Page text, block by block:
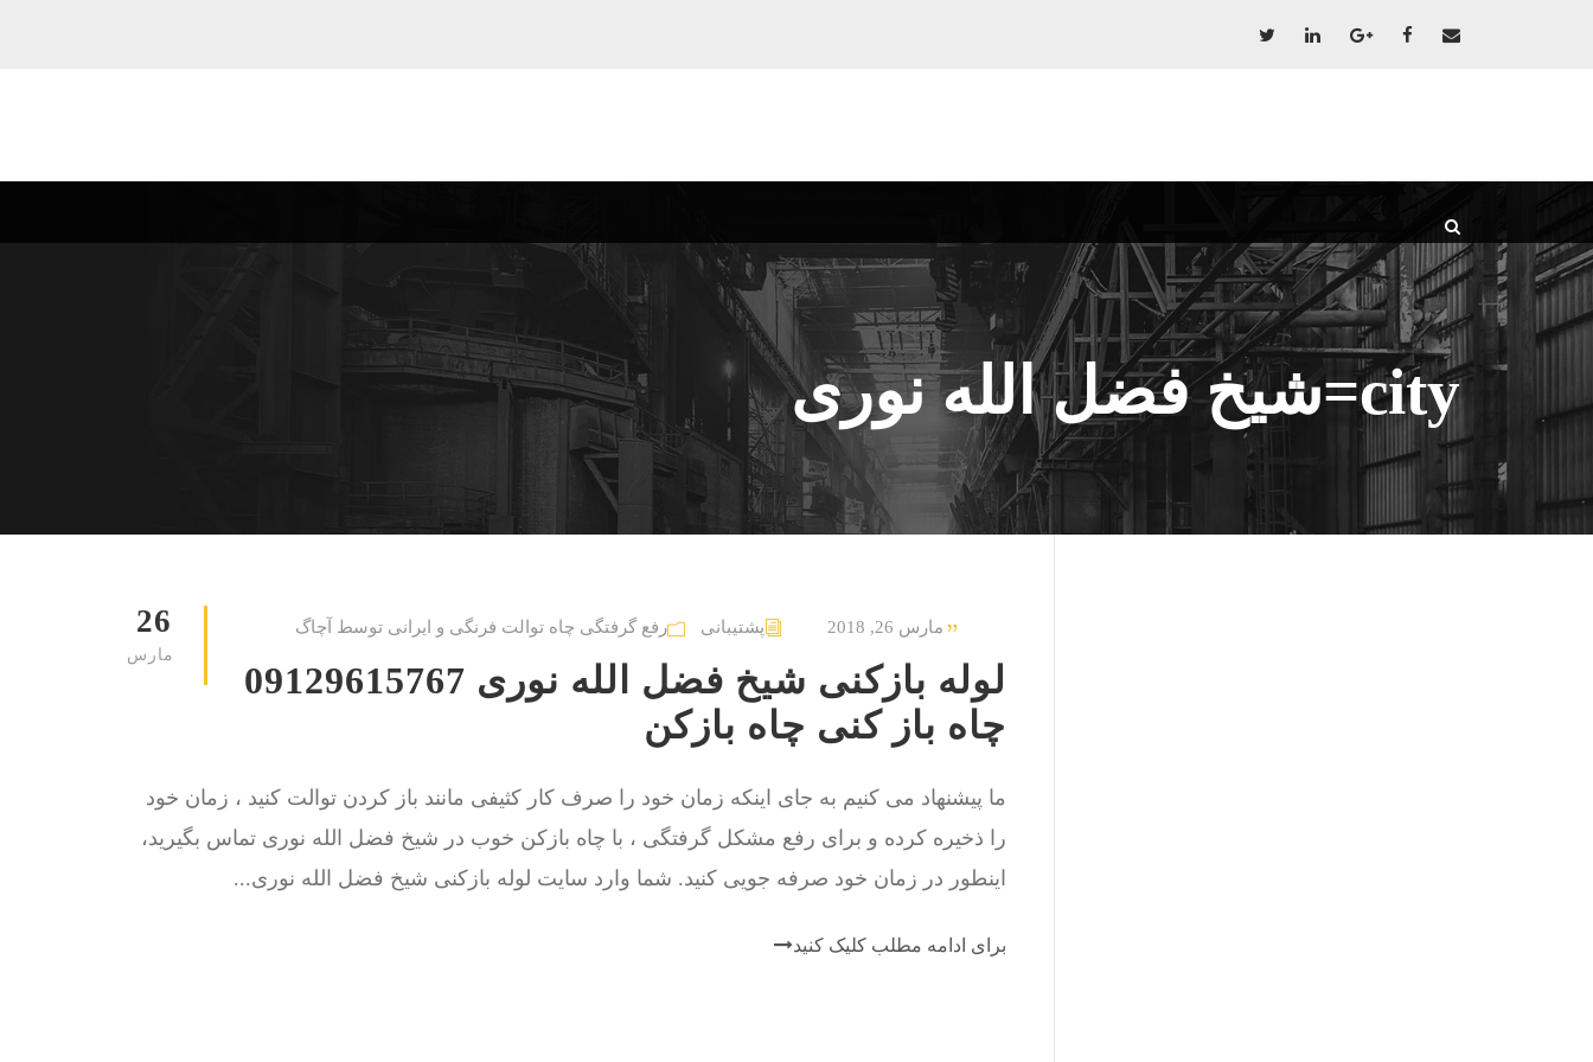
city=شیخ فضل الله نوری
26
مارس
مارس 26, 2018 پشتیبانی رفع گرفتگی چاه توالت فرنگی و ایرانی توسط آچاگ
لوله بازکنی شیخ فضل الله نوری 09129615767
چاه باز کنی چاه بازکن
ما پیشنهاد می کنیم به جای اینکه زمان خود را صرف کار کثیفی مانند باز کردن توالت کنید ، زمان خود
را ذخیره کرده و برای رفع مشکل گرفتگی ، با چاه بازکن خوب در شیخ فضل الله نوری تماس بگیرید،
اینطور در زمان خود صرفه جویی کنید. شما وارد سایت لوله بازکنی شیخ فضل الله نوری...
برای ادامه مطلب کلیک کنید